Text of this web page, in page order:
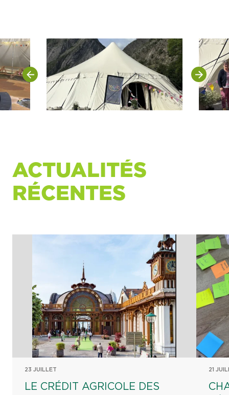
ACTUALITÉS
RÉCENTES
23 JUILLET
LE CRÉDIT AGRICOLE DES
21